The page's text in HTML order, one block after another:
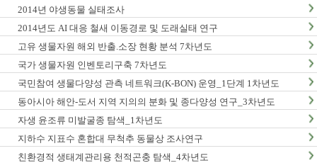
2014년 야생동물 실태조사
2014년도 AI 대응 철새 이동경로 및 도래실태 연구
고유 생물자원 해외 반출.소장 현황 분석 7차년도
국가 생물자원 인벤토리구축 7차년도
국민참여 생물다양성 관측 네트워크(K-BON) 운영_1단계 1차년도
동아시아 해안-도서 지역 지의의 분화 및 종다양성 연구_3차년도
자생 윤조류 미발굴종 탐색_1차년도
지하수 지표수 혼합대 무척추 동물상 조사연구
친환경적 생태계관리용 천적곤충 탐색_4차년도